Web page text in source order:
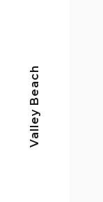
Valley Beach